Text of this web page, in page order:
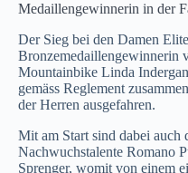
Medaillengewinnerin in der
Der Sieg bei den Damen
Bronzemedaillengewinnerin
Mountainbike Linda
gemäss Reglement
der Herren ausgefahren.
Mit am Start sind dabei auch
Nachwuchstalente Romano
Sprenger, womit von einem